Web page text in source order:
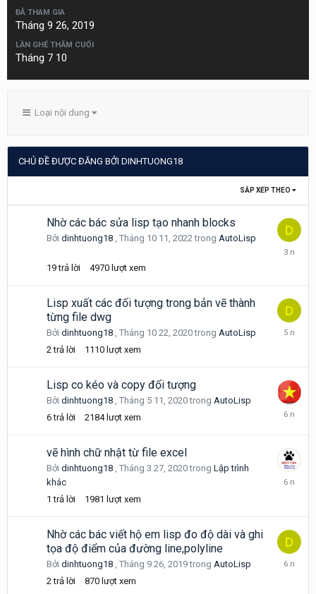
ĐÃ THAM GIA
Tháng 9 26, 2019
LẦN GHÉ THĂM CUỐI
Tháng 7 10
Loại nội dung
CHỦ ĐỀ ĐƯỢC ĐĂNG BỞI DINHTUONG18
SẮP XẾP THEO
Nhờ các bác sửa lisp tạo nhanh blocks
Bởi dinhtuong18 , Tháng 10 11, 2022trong AutoLisp
19 trả lời 4970 lượt xem
Tháng
Lisp xuất các đối tượng trong bản vẽ thành
từng file dwg
Bởi dinhtuong18 , Tháng 10 22, 2020trong AutoLisp
2 trả lời 1110 lượt xem
Tháng
Lisp co kéo và copy đối tượng
Bởi dinhtuong18 , Tháng 5 11, 2020trong AutoLisp
6 trả lời 2184 lượt xem
Tháng
2020
vẽ hình chữ nhật từ file excel
Bởi dinhtuong18 , Tháng 3 27, 2020trong Lập trình
khác
1 trả lời 1981 lượt xem
Tháng
Nhờ các bác viết hộ em lisp đo độ dài và ghi
tọa độ điểm của đường line,polyline
Bởi dinhtuong18 , Tháng 9 26, 2019trong AutoLisp
2 trả lời 870 lượt xem
Tháng